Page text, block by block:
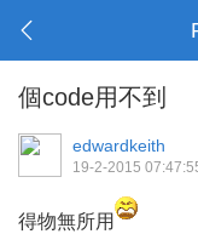
個code用不到
edwardkeith
19-2-2015
得物無所用